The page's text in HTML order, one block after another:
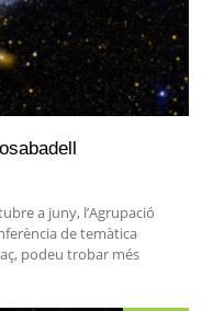
a juny, l’Agrupació
de temàtica
podeu trobar més